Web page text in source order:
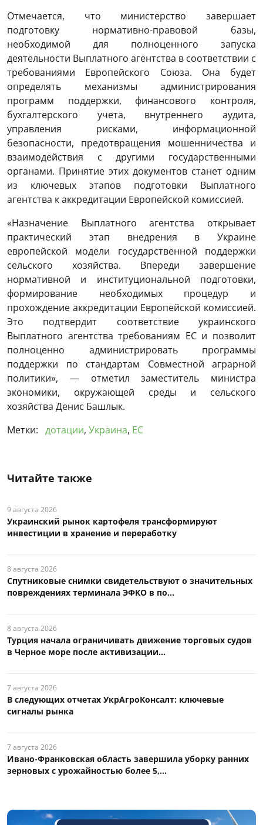
Отмечается, что министерство завершает
подготовку нормативно-правовой базы,
необходимой для полноценного запуска
деятельности Выплатного агентства в соответствии с
требованиями Европейского Союза. Она будет
определять механизмы администрирования
программ поддержки, финансового контроля,
бухгалтерского учета, внутреннего аудита,
управления рисками, информационной
безопасности, предотвращения мошенничества и
взаимодействия с другими государственными
органами. Принятие этих документов станет одним
из ключевых этапов подготовки Выплатного
агентства к аккредитации Европейской комиссией.
«Назначение Выплатного агентства открывает
практический этап внедрения в Украине
европейской модели государственной поддержки
сельского хозяйства. Впереди завершение
нормативной и институциональной подготовки,
формирование необходимых процедур и
прохождение аккредитации Европейской комиссией.
Это подтвердит соответствие украинского
Выплатного агентства требованиям ЕС и позволит
полноценно администрировать программы
поддержки по стандартам Совместной аграрной
политики», — отметил заместитель министра
экономики, окружающей среды и сельского
хозяйства Денис Башлык.
Метки: дотации, Украина, ЕС
Читайте также
9 августа 2026
Украинский рынок картофеля трансформируют
инвестиции в хранение и переработку
8 августа 2026
Спутниковые снимки свидетельствуют о значительных
повреждениях терминала ЭФКО в по...
8 августа 2026
Турция начала ограничивать движение торговых судов
в Черное море после активизации...
7 августа 2026
В следующих отчетах УкрАгроКонсалт: ключевые
сигналы рынка
7 августа 2026
Ивано-Франковская область завершила уборку ранних
зерновых с урожайностью более 5,...